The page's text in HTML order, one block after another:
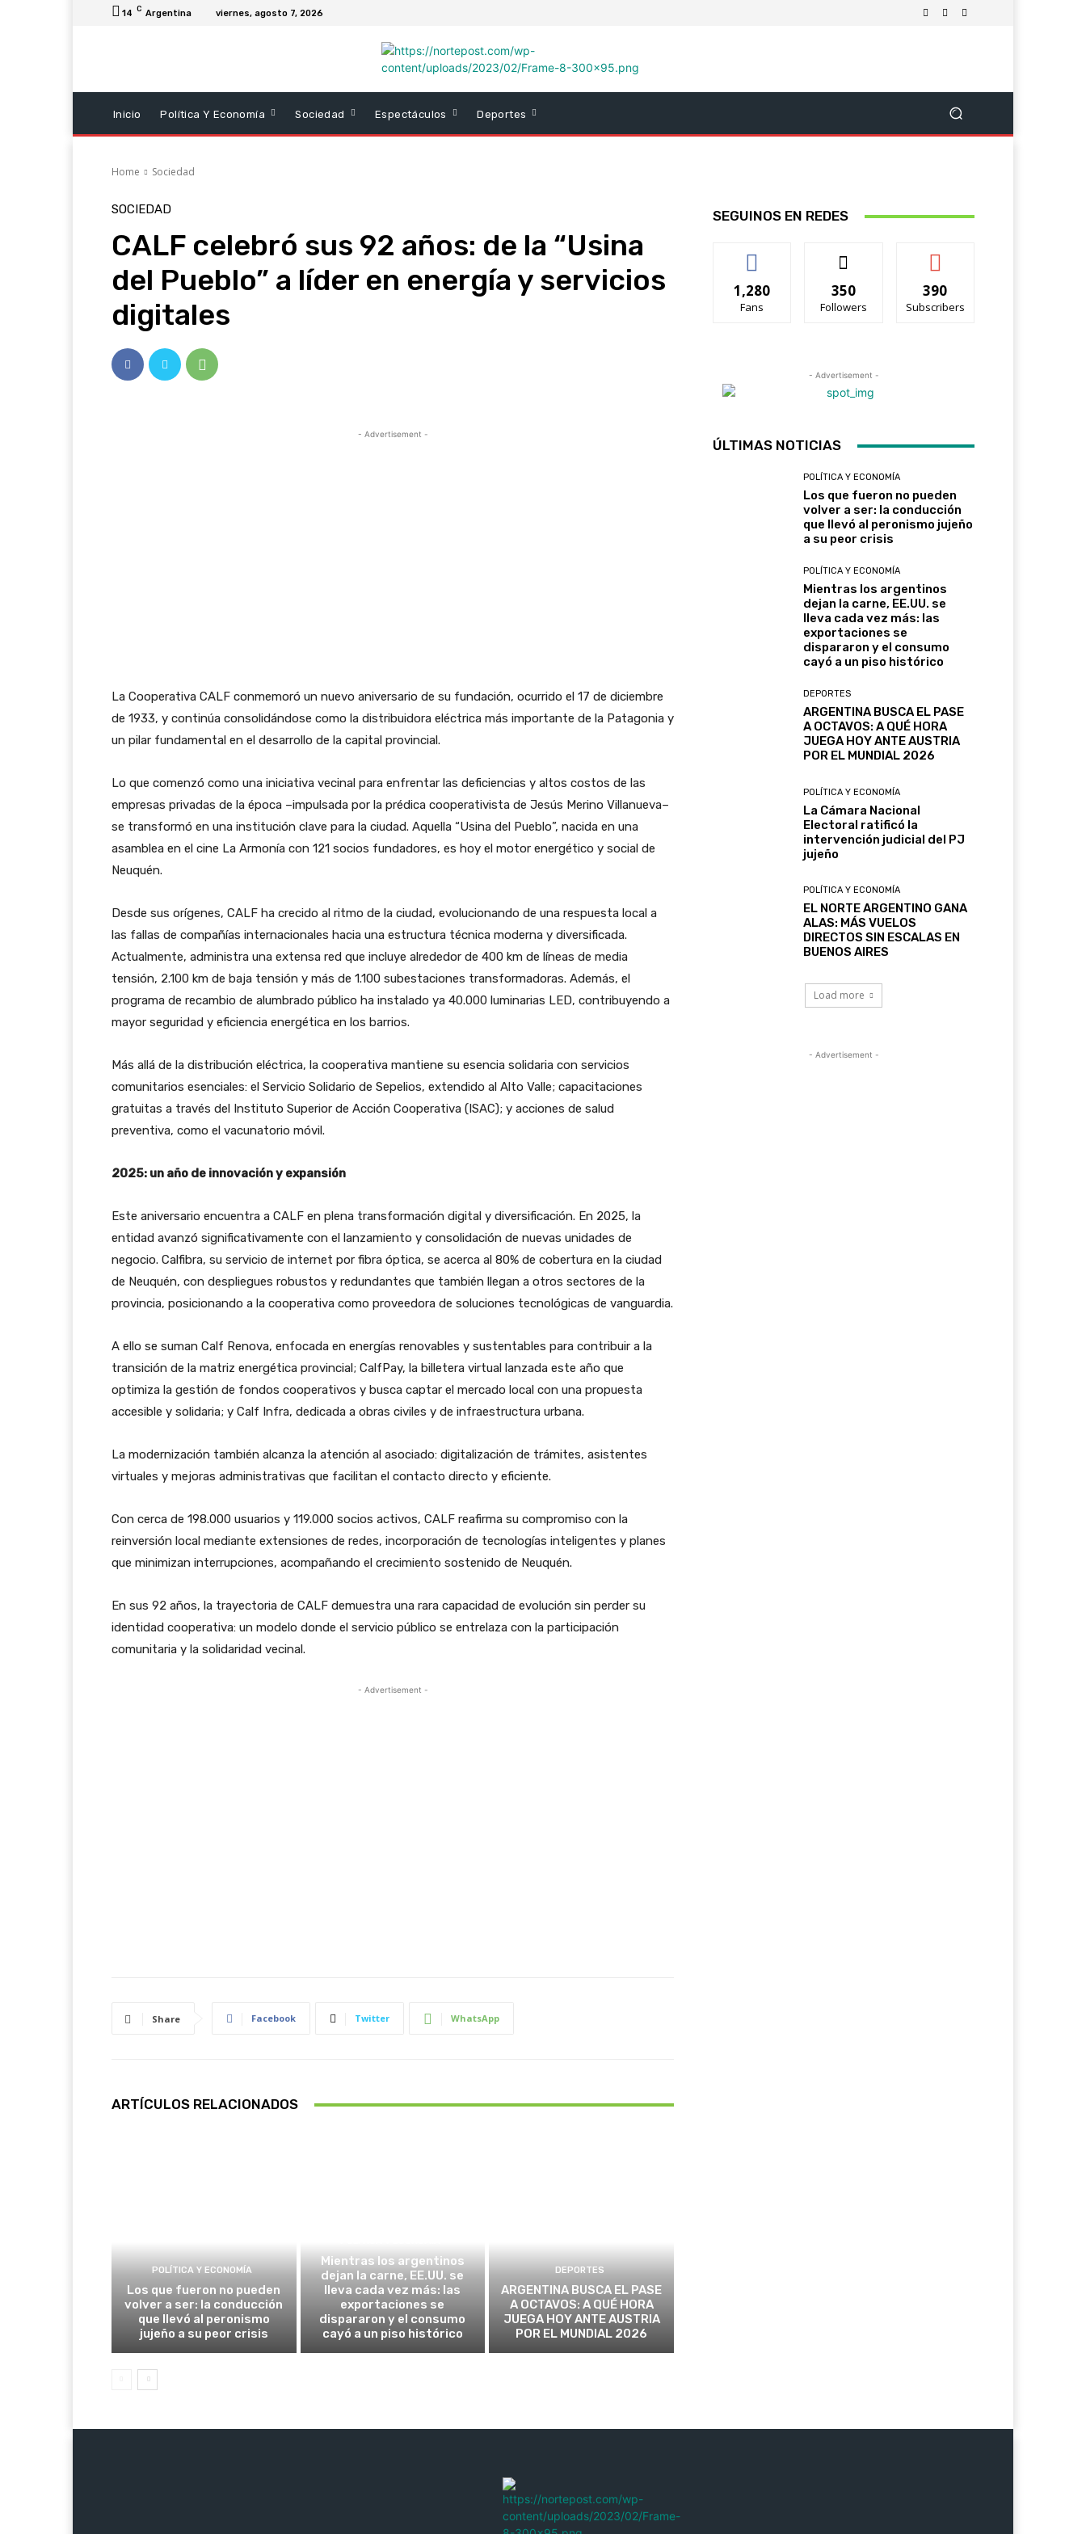
14 C Argentina viernes, agosto 7, 2026
Inicio Política Y Economía Sociedad Espectáculos Deportes
Home Sociedad
SOCIEDAD
CALF celebró sus 92 años: de la “Usina
del Pueblo” a líder en energía y servicios
digitales
- Advertisement -
La Cooperativa CALF conmemoró un nuevo aniversario de su fundación, ocurrido el 17 de diciembre
de 1933, y continúa consolidándose como la distribuidora eléctrica más importante de la Patagonia y
un pilar fundamental en el desarrollo de la capital provincial.
Lo que comenzó como una iniciativa vecinal para enfrentar las deficiencias y altos costos de las
empresas privadas de la época –impulsada por la prédica cooperativista de Jesús Merino Villanueva–
se transformó en una institución clave para la ciudad. Aquella “Usina del Pueblo”, nacida en una
asamblea en el cine La Armonía con 121 socios fundadores, es hoy el motor energético y social de
Neuquén.
Desde sus orígenes, CALF ha crecido al ritmo de la ciudad, evolucionando de una respuesta local a
las fallas de compañías internacionales hacia una estructura técnica moderna y diversificada.
Actualmente, administra una extensa red que incluye alrededor de 400 km de líneas de media
tensión, 2.100 km de baja tensión y más de 1.100 subestaciones transformadoras. Además, el
programa de recambio de alumbrado público ha instalado ya 40.000 luminarias LED, contribuyendo a
mayor seguridad y eficiencia energética en los barrios.
Más allá de la distribución eléctrica, la cooperativa mantiene su esencia solidaria con servicios
comunitarios esenciales: el Servicio Solidario de Sepelios, extendido al Alto Valle; capacitaciones
gratuitas a través del Instituto Superior de Acción Cooperativa (ISAC); y acciones de salud
preventiva, como el vacunatorio móvil.
2025: un año de innovación y expansión
Este aniversario encuentra a CALF en plena transformación digital y diversificación. En 2025, la
entidad avanzó significativamente con el lanzamiento y consolidación de nuevas unidades de
negocio. Calfibra, su servicio de internet por fibra óptica, se acerca al 80% de cobertura en la ciudad
de Neuquén, con despliegues robustos y redundantes que también llegan a otros sectores de la
provincia, posicionando a la cooperativa como proveedora de soluciones tecnológicas de vanguardia.
A ello se suman Calf Renova, enfocada en energías renovables y sustentables para contribuir a la
transición de la matriz energética provincial; CalfPay, la billetera virtual lanzada este año que
optimiza la gestión de fondos cooperativos y busca captar el mercado local con una propuesta
accesible y solidaria; y Calf Infra, dedicada a obras civiles y de infraestructura urbana.
La modernización también alcanza la atención al asociado: digitalización de trámites, asistentes
virtuales y mejoras administrativas que facilitan el contacto directo y eficiente.
Con cerca de 198.000 usuarios y 119.000 socios activos, CALF reafirma su compromiso con la
reinversión local mediante extensiones de redes, incorporación de tecnologías inteligentes y planes
que minimizan interrupciones, acompañando el crecimiento sostenido de Neuquén.
En sus 92 años, la trayectoria de CALF demuestra una rara capacidad de evolución sin perder su
identidad cooperativa: un modelo donde el servicio público se entrelaza con la participación
comunitaria y la solidaridad vecinal.
- Advertisement -
Share Facebook Twitter WhatsApp
ARTÍCULOS RELACIONADOS
POLÍTICA Y ECONOMÍA
Los que fueron no pueden
volver a ser: la conducción
que llevó al peronismo
jujeño a su peor crisis
Mientras los argentinos
dejan la carne, EE.UU. se
lleva cada vez más: las
exportaciones se
dispararon y el consumo
cayó a un piso histórico
DEPORTES
ARGENTINA BUSCA EL PASE
A OCTAVOS: A QUÉ HORA
JUEGA HOY ANTE AUSTRIA
POR EL MUNDIAL 2026
SEGUINOS EN REDES
1,280
Fans
350
Followers
390
Subscribers
- Advertisement -
ÚLTIMAS NOTICIAS
POLÍTICA Y ECONOMÍA
Los que fueron no pueden
volver a ser: la conducción
que llevó al peronismo jujeño
a su peor crisis
POLÍTICA Y ECONOMÍA
Mientras los argentinos
dejan la carne, EE.UU. se
lleva cada vez más: las
exportaciones se
dispararon y el consumo
cayó a un piso histórico
DEPORTES
ARGENTINA BUSCA EL PASE
A OCTAVOS: A QUÉ HORA
JUEGA HOY ANTE AUSTRIA
POR EL MUNDIAL 2026
POLÍTICA Y ECONOMÍA
La Cámara Nacional
Electoral ratificó la
intervención judicial del PJ
jujeño
POLÍTICA Y ECONOMÍA
EL NORTE ARGENTINO GANA
ALAS: MÁS VUELOS
DIRECTOS SIN ESCALAS EN
BUENOS AIRES
Load more
- Advertisement -